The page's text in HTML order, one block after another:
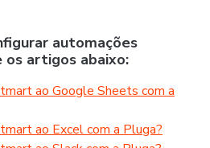
automações
os artigos abaixo:
ao Google Sheets com a
ao Excel com a Pluga?